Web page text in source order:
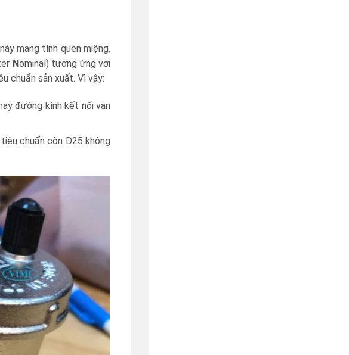
mang tính quen miệng,
Nominal) tương ứng với
chuẩn sản xuất. Vì vậy:
đường kính kết nối van
chuẩn còn D25 không